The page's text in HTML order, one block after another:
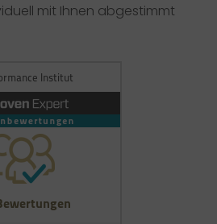
mit Ihnen abgestimmt